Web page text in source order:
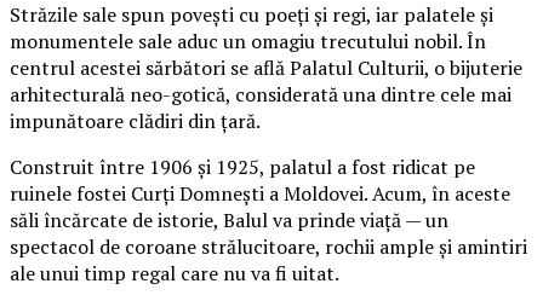
Străzile sale spun povești cu poeți și regi, iar palatele și
monumentele sale aduc un omagiu trecutului nobil. În
centrul acestei sărbători se află Palatul Culturii, o bijuterie
arhitecturală neo-gotică, considerată una dintre cele mai
impunătoare clădiri din țară.
Construit între 1906 și 1925, palatul a fost ridicat pe
ruinele fostei Curți Domnești a Moldovei. Acum, în aceste
săli încărcate de istorie, Balul va prinde viață — un
spectacol de coroane strălucitoare, rochii ample și amintiri
ale unui timp regal care nu va fi uitat.